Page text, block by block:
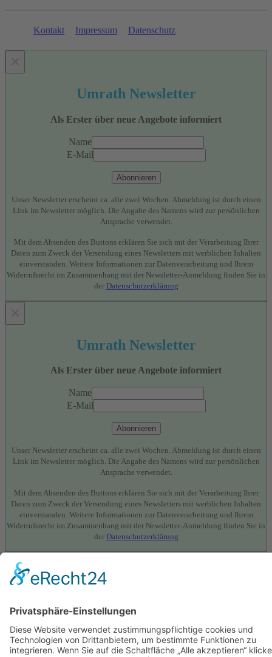
Kontakt Impressum Datenschutz
Umrath Newsletter
Als Erster über neue Angebote informiert
Name
E-Mail
Abonnieren
Unser Newsletter erscheint ca. alle zwei Wochen. Abmeldung ist durch einen
Link im Newsletter möglich. Die Angabe des Namens wird zur persönlichen
Ansprache verwendet.
Mit dem Absenden des Buttons erklären Sie sich mit der Verarbeitung Ihrer
Daten zum Zweck der Versendung eines Newsletters mit werblichen Inhalten
einverstanden. Weitere Informationen zur Datenverarbeitung und Ihrem
Widerrufsrecht im Zusammenhang mit der Newsletter-Anmeldung finden Sie in
der Datenschutzerklärung
Umrath Newsletter
Als Erster über neue Angebote informiert
Name
E-Mail
Abonnieren
Unser Newsletter erscheint ca. alle zwei Wochen. Abmeldung ist durch einen
Link im Newsletter möglich. Die Angabe des Namens wird zur persönlichen
Ansprache verwendet.
Mit dem Absenden des Buttons erklären Sie sich mit der Verarbeitung Ihrer
Daten zum Zweck der Versendung eines Newsletters mit werblichen Inhalten
einverstanden. Weitere Informationen zur Datenverarbeitung und Ihrem
Widerrufsrecht im Zusammenhang mit der Newsletter-Anmeldung finden Sie in
der Datenschutzerklärung